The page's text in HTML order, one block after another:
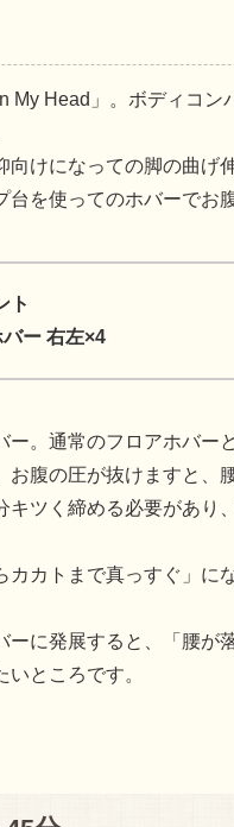
My Head」。ボディコン
向けになっての脚の曲げ
台を使ってのホバーでお
ト
ー 右左×4
ー。通常のフロアホバー
お腹の圧が抜けますと、
キツく締める必要があり
カトまで真っすぐ」に
ーに発展すると、「腰が
ところです。